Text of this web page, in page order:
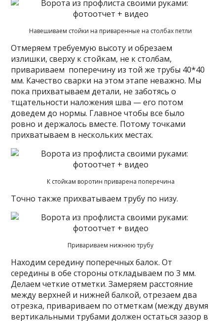
Навешиваем стойки на приваренные на столбах петли
Отмеряем требуемую высоту и обрезаем
излишки, сверху к стойкам, не к столбам,
привариваем поперечину из той же трубы 40*40
мм. Качество сварки на этом этапе неважно. Мы
пока прихватываем детали, не заботясь о
тщательности наложения шва — его потом
доведем до нормы. Главное чтобы все было
ровно и держалось вместе. Потому точками
прихватываем в нескольких местах.
К стойкам воротин приварена поперечина
Точно также прихватываем трубу по низу.
Привариваем нижнюю трубу
Находим середину поперечных балок. От
середины в обе стороны откладываем по 3 мм.
Делаем четкие отметки. Замеряем расстояние
между верхней и нижней балкой, отрезаем два
отрезка, привариваем по отметкам (между двумя
вертикальными трубами должен остаться зазор в